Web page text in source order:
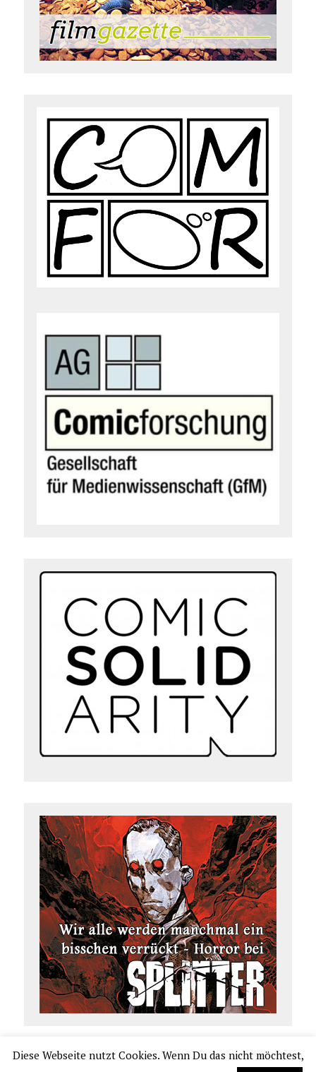
Diese Webseite nutzt Cookies. Wenn Du das nicht möchtest,